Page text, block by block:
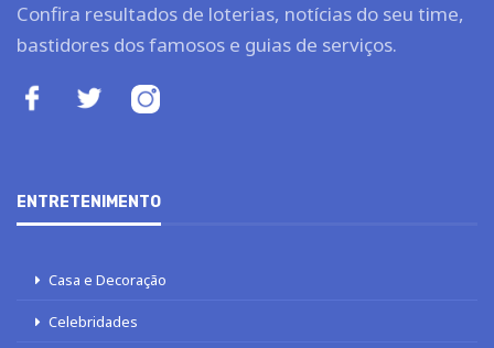
Confira resultados de loterias, notícias do seu time,
bastidores dos famosos e guias de serviços.
ENTRETENIMENTO
Casa e Decoração
Celebridades